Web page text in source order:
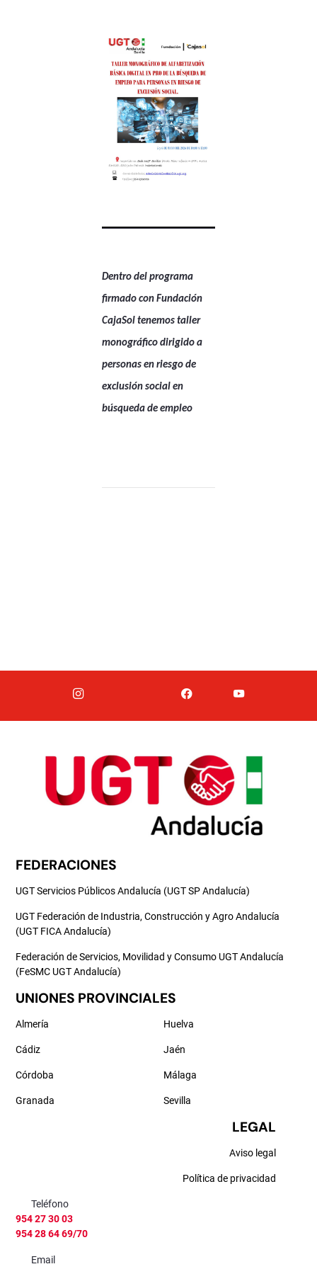
Dentro del programa
firmado con Fundación
CajaSol tenemos taller
monográfico dirigido a
personas en riesgo de
exclusión social en
búsqueda de empleo
FEDERACIONES
UGT Servicios Públicos Andalucía (UGT SP Andalucía)
UGT Federación de Industria, Construcción y Agro Andalucía
(UGT FICA Andalucía)
Federación de Servicios, Movilidad y Consumo UGT Andalucía
(FeSMC UGT Andalucía)
UNIONES PROVINCIALES
Almería
Cádiz
Córdoba
Granada
Huelva
Jaén
Málaga
Sevilla
LEGAL
Aviso legal
Política de privacidad
Teléfono
954 27 30 03
954 28 64 69/70
Email